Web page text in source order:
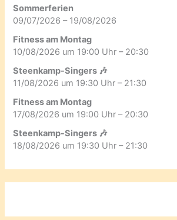
Sommerferien
09/07/2026 – 19/08/2026
Fitness am Montag
10/08/2026 um 19:00 Uhr – 20:30
Steenkamp-Singers 🎶
11/08/2026 um 19:30 Uhr – 21:30
Fitness am Montag
17/08/2026 um 19:00 Uhr – 20:30
Steenkamp-Singers 🎶
18/08/2026 um 19:30 Uhr – 21:30